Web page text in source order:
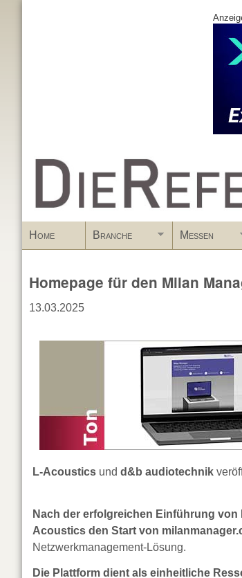
www.DieReferenz.de
Home Branche Messen
Homepage für den Milan
13.03.2025
L-Acoustics und d&b audiotechnik
Nach der erfolgreichen Einführung
Acoustics den Start von
Netzwerkmanagement-Lösung.
Die Plattform dient als einheitliche